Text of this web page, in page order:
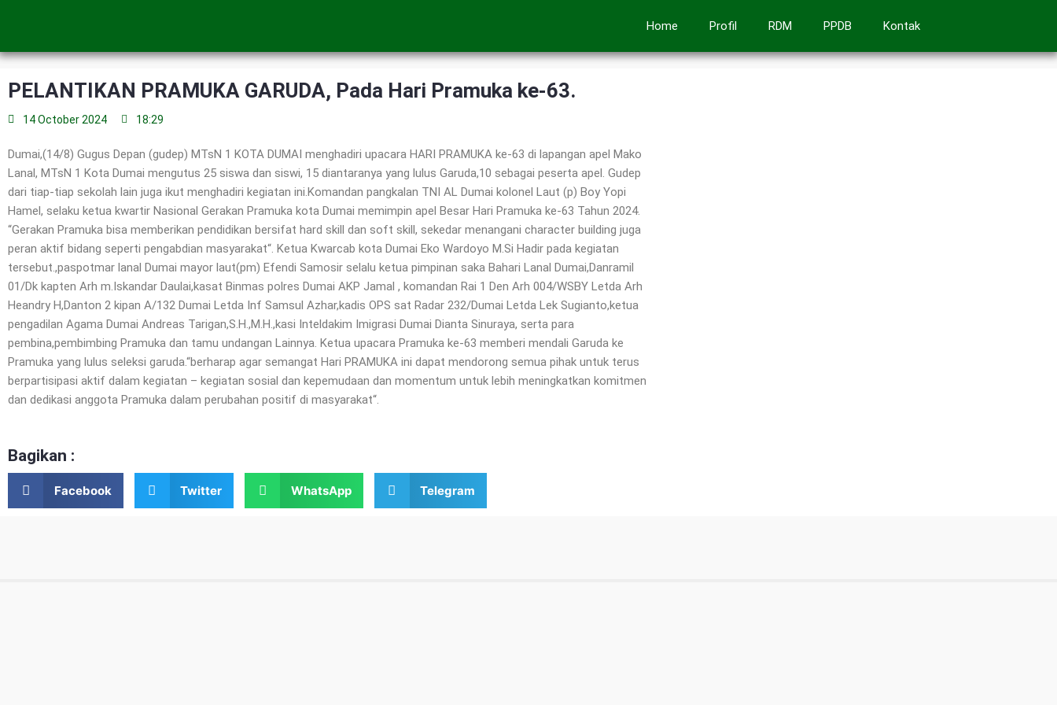
Home Profil RDM PPDB Kontak
PELANTIKAN PRAMUKA GARUDA, Pada Hari Pramuka ke-63.
14 October 2024 18:29
Dumai,(14/8) Gugus Depan (gudep) MTsN 1 KOTA DUMAI menghadiri upacara HARI PRAMUKA ke-63 di lapangan apel Mako
Lanal, MTsN 1 Kota Dumai mengutus 25 siswa dan siswi, 15 diantaranya yang lulus Garuda,10 sebagai peserta apel. Gudep
dari tiap-tiap sekolah lain juga ikut menghadiri kegiatan ini.Komandan pangkalan TNI AL Dumai kolonel Laut (p) Boy Yopi
Hamel, selaku ketua kwartir Nasional Gerakan Pramuka kota Dumai memimpin apel Besar Hari Pramuka ke-63 Tahun 2024.
“Gerakan Pramuka bisa memberikan pendidikan bersifat hard skill dan soft skill, sekedar menangani character building juga
peran aktif bidang seperti pengabdian masyarakat“. Ketua Kwarcab kota Dumai Eko Wardoyo M.Si Hadir pada kegiatan
tersebut.,paspotmar lanal Dumai mayor laut(pm) Efendi Samosir selalu ketua pimpinan saka Bahari Lanal Dumai,Danramil
01/Dk kapten Arh m.Iskandar Daulai,kasat Binmas polres Dumai AKP Jamal , komandan Rai 1 Den Arh 004/WSBY Letda Arh
Heandry H,Danton 2 kipan A/132 Dumai Letda Inf Samsul Azhar,kadis OPS sat Radar 232/Dumai Letda Lek Sugianto,ketua
pengadilan Agama Dumai Andreas Tarigan,S.H.,M.H.,kasi Inteldakim Imigrasi Dumai Dianta Sinuraya, serta para
pembina,pembimbing Pramuka dan tamu undangan Lainnya. Ketua upacara Pramuka ke-63 memberi mendali Garuda ke
Pramuka yang lulus seleksi garuda.“berharap agar semangat Hari PRAMUKA ini dapat mendorong semua pihak untuk terus
berpartisipasi aktif dalam kegiatan – kegiatan sosial dan kepemudaan dan momentum untuk lebih meningkatkan komitmen
dan dedikasi anggota Pramuka dalam perubahan positif di masyarakat“.
Bagikan :
Facebook Twitter WhatsApp Telegram